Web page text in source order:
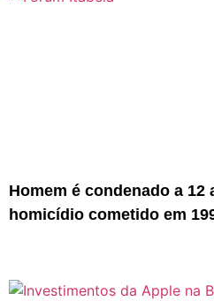
Homem é condenado a
homicídio cometido em